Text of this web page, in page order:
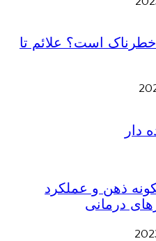
است؟ علائم تا
دار
ذهن و عملکرد
درمانی